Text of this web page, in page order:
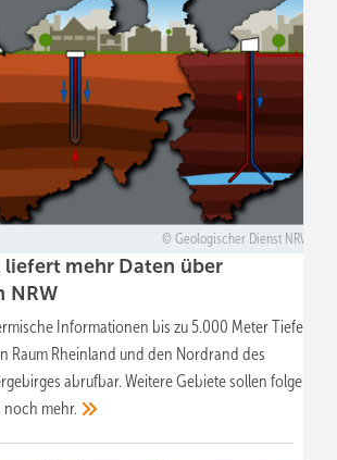
Geologischer Dienst NRW
mehr Daten über
NRW
Informationen bis zu 5.000 Meter Tiefe
Raum Rheinland und den Nordrand des
abrufbar. Weitere Gebiete sollen folgen.
noch mehr.